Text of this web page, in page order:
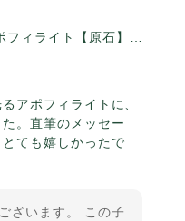
アポフィライトに、
。直筆のメッセー
ても嬉しかったで
ざいます。 この子